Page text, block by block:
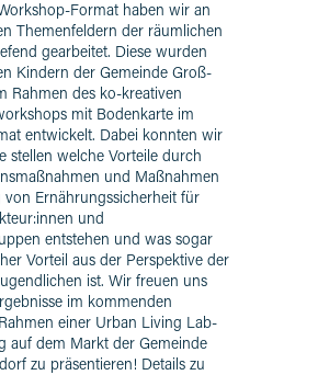
Format haben wir an
Themenfeldern der räumlichen
gearbeitet. Diese wurden
Kindern der Gemeinde Groß-
Rahmen des ko-kreativen
mit Bodenkarte im
entwickelt. Dabei konnten wir
stellen welche Vorteile durch
und Maßnahmen
von Ernährungssicherheit für
und
entstehen und was sogar
Vorteil aus der Perspektive der
ist. Wir freuen uns
im kommenden
einer Urban Living Lab-
auf dem Markt der Gemeinde
zu präsentieren! Details zu